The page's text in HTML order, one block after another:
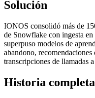
Solución
IONOS consolidó más de
de Snowflake con ingesta
superpuso modelos de
abandono,
transcripciones de llamadas a
Historia completa